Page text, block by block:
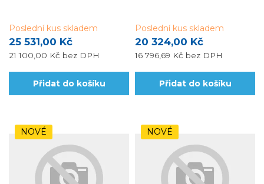
25 531,00 Kč
21 100,00 Kč bez DPH
Poslední kus skladem
Přidat do košíku
20 324,00 Kč
16 796,69 Kč bez DPH
Poslední kus skladem
Přidat do košíku
NOVÉ NOVÉ